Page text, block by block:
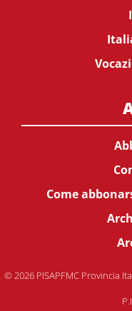
Come
© 2026 PISAPFMC Provincia